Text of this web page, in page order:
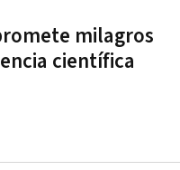
milagros
científica